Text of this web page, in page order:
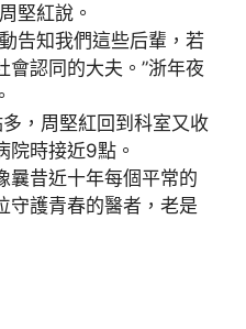
堅紅說。
知我們這些后輩，若
會認同的大夫。”浙年夜
，周堅紅回到科室又收
院時接近9點。
昔近十年每個平常的
守護青春的醫者，老是